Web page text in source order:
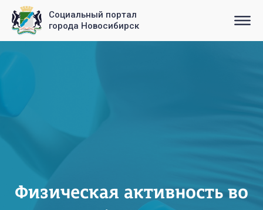
Социальный портал
города Новосибирск
Физическая активность во